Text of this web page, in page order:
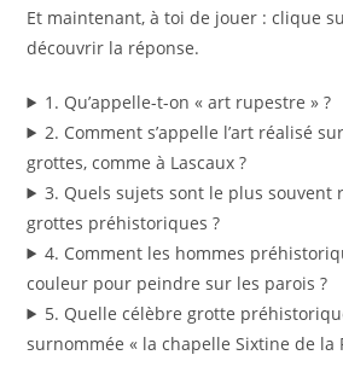
Et maintenant, à toi de jouer : clique
découvrir la réponse.
1. Qu’appelle-t-on « art rupestre » ?
2. Comment s’appelle l’art réalisé
grottes, comme à Lascaux ?
3. Quels sujets sont le plus souvent
grottes préhistoriques ?
4. Comment les hommes
couleur pour peindre sur les parois ?
5. Quelle célèbre grotte
surnommée « la chapelle Sixtine de la